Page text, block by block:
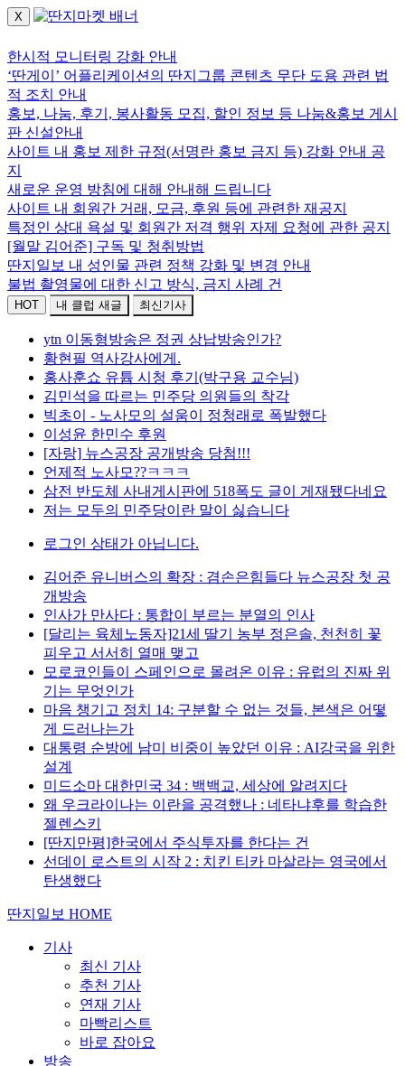
X
한시적 모니터링 강화 안내
‘딴게이’ 어플리케이션의 딴지그룹 콘텐츠 무단 도용 관련 법
적 조치 안내
홍보, 나눔, 후기, 봉사활동 모집, 할인 정보 등 나눔&홍보 게시
판 신설안내
사이트 내 홍보 제한 규정(서명란 홍보 금지 등) 강화 안내 공
지
새로운 운영 방침에 대해 안내해 드립니다
사이트 내 회원간 거래, 모금, 후원 등에 관련한 재공지
특정인 상대 욕설 및 회원간 저격 행위 자제 요청에 관한 공지
[월말 김어준] 구독 및 청취방법
딴지일보 내 성인물 관련 정책 강화 및 변경 안내
불법 촬영물에 대한 신고 방식, 금지 사례 건
HOT 내 클럽 새글 최신기사
ytn 이동형방송은 정권 상납방송인가?
황현필 역사강사에게.
홍사훈쇼 유튭 시청 후기(박구용 교수님)
김민석을 따르는 민주당 의원들의 착각
빅초이 - 노사모의 설움이 정청래로 폭발했다
이성윤 한민수 후원
[자랑] 뉴스공장 공개방송 당첨!!!
언제적 노사모??ㅋㅋㅋ
삼전 반도체 사내게시판에 518폭도 글이 게재됐다네요
저는 모두의 민주당이란 말이 싫습니다
로그인 상태가 아닙니다.
김어준 유니버스의 확장 : 겸손은힘들다 뉴스공장 첫 공
개방송
인사가 만사다 : 통합이 부르는 분열의 인사
[달리는 육체노동자]21세 딸기 농부 정은솔, 천천히 꽃
피우고 서서히 열매 맺고
모로코인들이 스페인으로 몰려온 이유 : 유럽의 진짜 위
기는 무엇인가
마음 챙기고 정치 14: 구분할 수 없는 것들, 본색은 어떻
게 드러나는가
대통령 순방에 남미 비중이 높았던 이유 : AI강국을 위한
설계
미드소마 대한민국 34 : 백백교, 세상에 알려지다
왜 우크라이나는 이란을 공격했나 : 네타냐후를 학습한
젤렌스키
[딴지만평]한국에서 주식투자를 한다는 건
선데이 로스트의 시작 2 : 치킨 티카 마살라는 영국에서
탄생했다
딴지일보 HOME
기사
최신 기사
추천 기사
연재 기사
마빡리스트
바로 잡아요
방송